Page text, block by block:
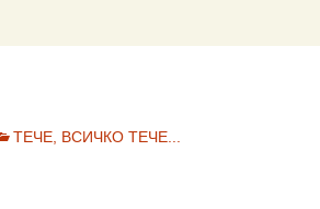
ТЕЧЕ, ВСИЧКО ТЕЧЕ...